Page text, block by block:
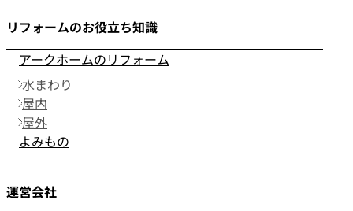
リフォームのお役立ち知識
アークホームのリフォーム
水まわり
屋内
屋外
よみもの
運営会社